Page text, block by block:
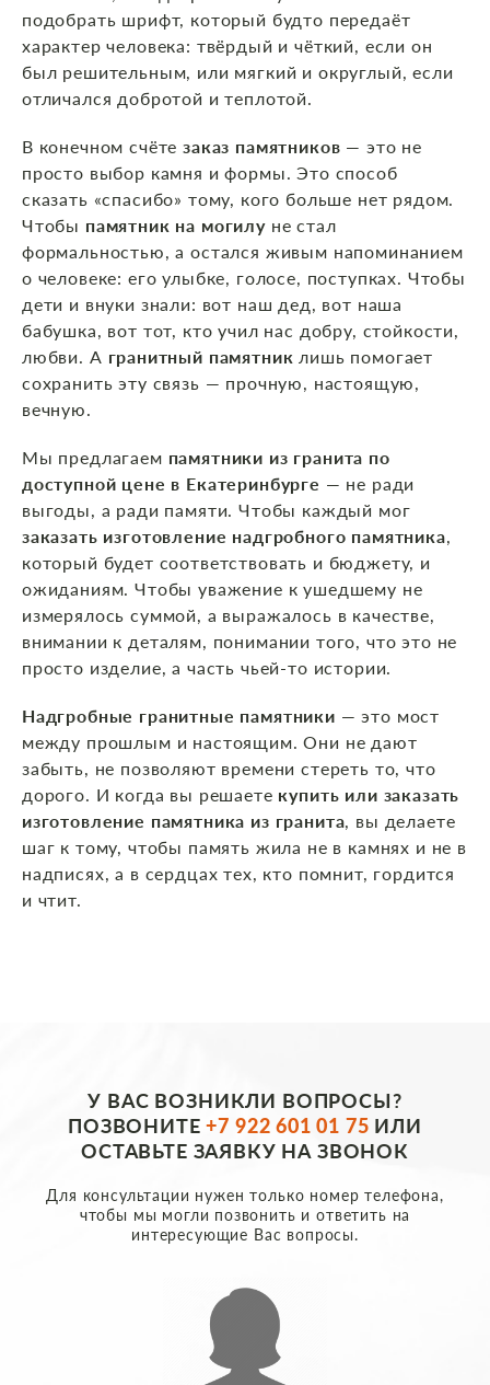
подобрать шрифт, который будто передаёт
характер человека: твёрдый и чёткий, если он
был решительным, или мягкий и округлый, если
отличался добротой и теплотой.
В конечном счётезаказ памятников — это не
просто выбор камня и формы. Это способ
сказать «спасибо» тому, кого больше нет рядом.
Чтобы памятник на могилуне стал
формальностью, а остался живым напоминанием
о человеке: его улыбке, голосе, поступках. Чтобы
дети и внуки знали: вот наш дед, вот наша
бабушка, вот тот, кто учил нас добру, стойкости,
любви. А гранитный памятник лишь помогает
сохранить эту связь — прочную, настоящую,
вечную.
Мы предлагаем памятники из гранита по
доступной цене в Екатеринбурге — не ради
выгоды, а ради памяти. Чтобы каждый мог
заказать изготовление надгробного памятника,
который будет соответствовать и бюджету, и
ожиданиям. Чтобы уважение к ушедшему не
измерялось суммой, а выражалось в качестве,
внимании к деталям, понимании того, что это не
просто изделие, а часть чьей‑то истории.
Надгробные гранитные памятники — это мост
между прошлым и настоящим. Они не дают
забыть, не позволяют времени стереть то, что
дорого. И когда вы решаете купить или заказать
изготовление памятника из гранита, вы делаете
шаг к тому, чтобы память жила не в камнях и не в
надписях, а в сердцах тех, кто помнит, гордится
и чтит.
У ВАС ВОЗНИКЛИ ВОПРОСЫ?
ПОЗВОНИТЕ+7 922 601 01 75 ИЛИ
ОСТАВЬТЕ ЗАЯВКУ НА ЗВОНОК
Для консультации нужен только номер телефона,
чтобы мы могли позвонить и ответить на
интересующие Вас вопросы.